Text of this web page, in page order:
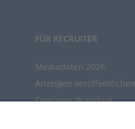
FÜR RECRUITER
Mediadaten 2026
Anzeigen veröffentlichen
Employer Branding